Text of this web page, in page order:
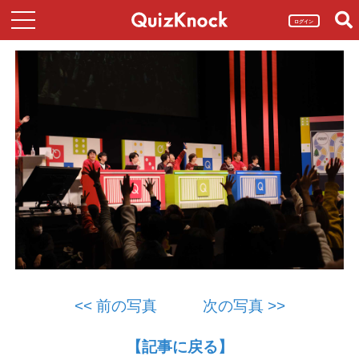
ログイン
<< 前の写真 次の写真 >>
【記事に戻る】